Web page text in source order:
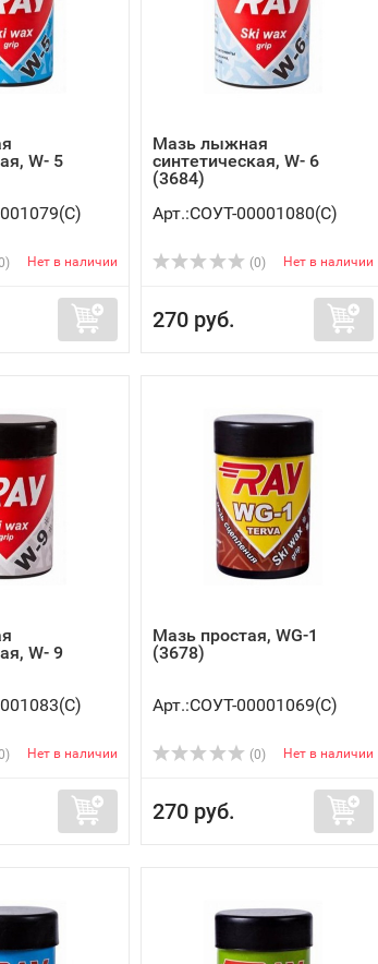
W- 5
Нет в наличии
Мазь лыжная
синтетическая, W- 6
(3684)
Арт.:СОУТ-00001080(C)
(0) Нет в наличии
270 руб.
W- 9
Нет в наличии
Мазь простая, WG-1
(3678)
Арт.:СОУТ-00001069(C)
(0) Нет в наличии
270 руб.